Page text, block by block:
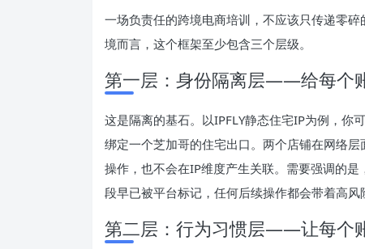
一场负责任的跨境电商培训，不应该只传递零
境而言，这个框架至少包含三个层级。
第一层：身份隔离层——给每个
这是隔离的基石。以IPFLY静态住宅IP为例，你
绑定一个芝加哥的住宅出口。两个店铺在网络
操作，也不会在IP维度产生关联。需要强调的
段早已被平台标记，任何后续操作都会带着高风
第二层：行为习惯层——让每个